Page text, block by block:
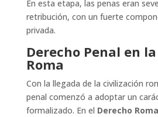
En esta etapa, las penas eran
retribución, con un fuerte
privada.
Derecho Penal en
Roma
Con la llegada de la civilización
penal comenzó a adoptar un
formalizado. En el Derecho